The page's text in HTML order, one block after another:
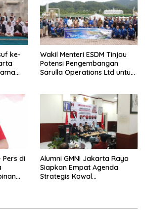
ke-
Wakil Menteri ESDM Tinjau
Potensi Pengembangan
Sarulla Operations Ltd untuk
di
Alumni GMNI Jakarta Raya
Siapkan Empat Agenda
Strategis Kawal